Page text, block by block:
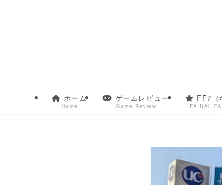
ホーム
Home
ゲームレビュー
Game Review
FF7（
FAINAL